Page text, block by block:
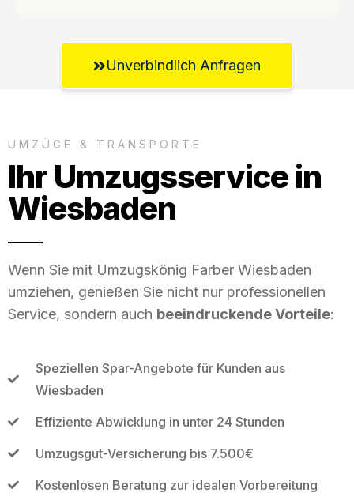
Unverbindlich Anfragen
UMZÜGE & TRANSPORTE
Ihr Umzugsservice in
Wiesbaden
Wenn Sie mit Umzugskönig Farber Wiesbaden
umziehen, genießen Sie nicht nur professionellen
Service, sondern auch beeindruckende Vorteile:
Speziellen Spar-Angebote für Kunden aus
Wiesbaden
Effiziente Abwicklung in unter 24 Stunden
Umzugsgut-Versicherung bis 7.500€
Kostenlosen Beratung zur idealen Vorbereitung